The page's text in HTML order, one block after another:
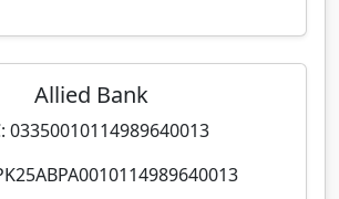
Allied Bank
03350010114989640013